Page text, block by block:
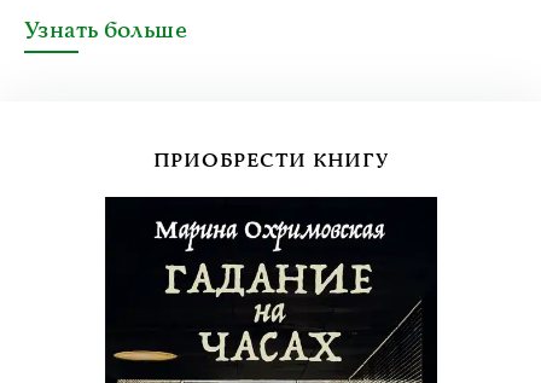
Узнать больше
ПРИОБРЕСТИ КНИГУ